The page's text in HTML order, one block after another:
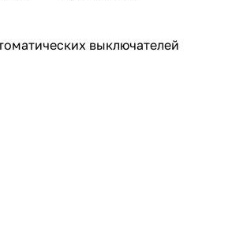
выключателей